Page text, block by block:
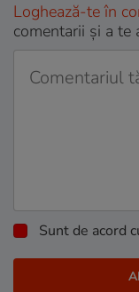
Loghează-te în
comentarii și a te
Sunt de acord